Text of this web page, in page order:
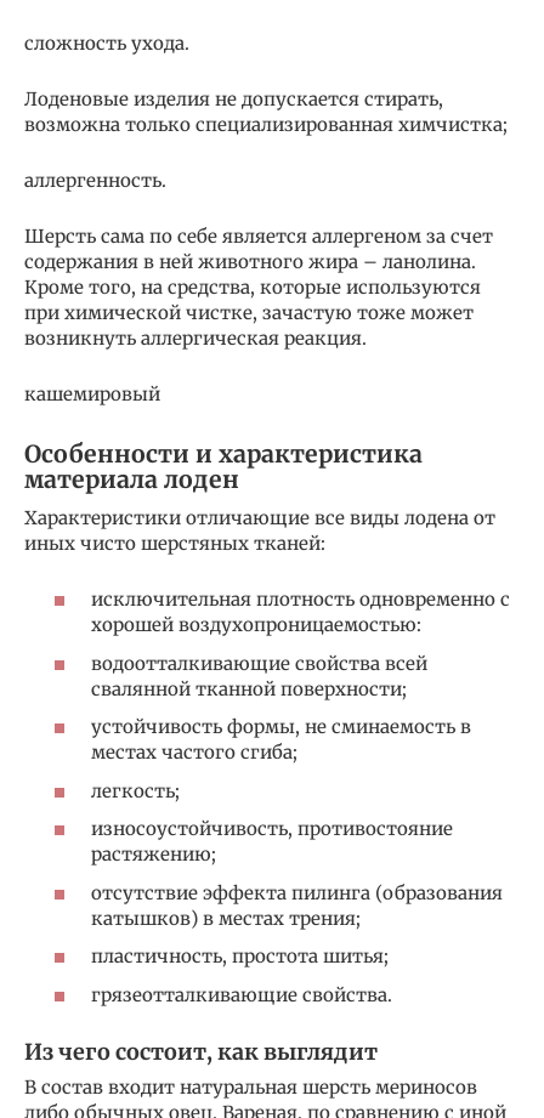
сложность ухода.
Лоденовые изделия не допускается стирать,
возможна только специализированная химчистка;
аллергенность.
Шерсть сама по себе является аллергеном за счет
содержания в ней животного жира – ланолина.
Кроме того, на средства, которые используются
при химической чистке, зачастую тоже может
возникнуть аллергическая реакция.
кашемировый
Особенности и характеристика
материала лоден
Характеристики отличающие все виды лодена от
иных чисто шерстяных тканей:
исключительная плотность одновременно с
хорошей воздухопроницаемостью:
водоотталкивающие свойства всей
свалянной тканной поверхности;
устойчивость формы, не сминаемость в
местах частого сгиба;
легкость;
износоустойчивость, противостояние
растяжению;
отсутствие эффекта пилинга (образования
катышков) в местах трения;
пластичность, простота шитья;
грязеотталкивающие свойства.
Из чего состоит, как выглядит
В состав входит натуральная шерсть мериносов
либо обычных овец. Вареная, по сравнению с иной